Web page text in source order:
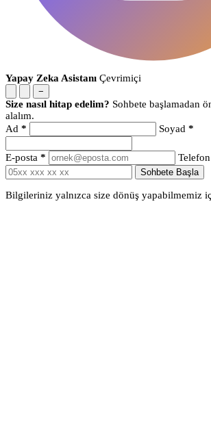
Yapay Zeka Asistanı Çevrimiçi
−
Size nasıl hitap edelim? Sohbete başlamadan
alalım.
Ad * Soyad *
E-posta * Telefon
Sohbete Başla
Bilgileriniz yalnızca size dönüş yapabilmemiz